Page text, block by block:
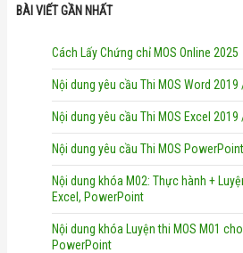
BÀI VIẾT GẦN NHẤT
Cách Lấy Chứng chỉ MOS Online 2025
Nội dung yêu cầu Thi MOS Word 2019
Nội dung yêu cầu Thi MOS Excel 2019
Nội dung yêu cầu Thi MOS
Nội dung khóa M02: Thực hành +
Excel, PowerPoint
Nội dung khóa Luyện thi MOS M01
PowerPoint